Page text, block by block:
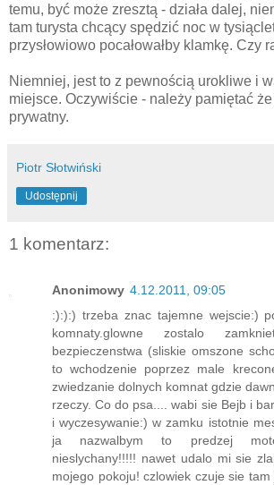
temu, być może zresztą - działa dalej,
tam turysta chcący spędzić noc w
przysłowiowo pocałowałby klamkę. Czy
Niemniej, jest to z pewnością urokliwe i
miejsce. Oczywiście - należy pamiętać
prywatny.
Piotr Słotwiński
Udostępnij
1 komentarz:
Anonimowy 4.12.2011, 09:05
:):):) trzeba znac tajemne wejscie:)
komnaty.glowne zostalo
bezpieczenstwa (sliskie omszone
to wchodzenie poprzez male
zwiedzanie dolnych komnat gdzie
rzeczy. Co do psa.... wabi sie Bejb i
i wyczesywanie:) w zamku istotnie
ja nazwalbym to predzej
nieslychany!!!!! nawet udalo mi sie
mojego pokoju! czlowiek czuje sie